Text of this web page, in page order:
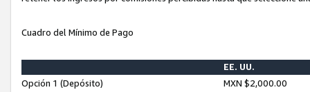
Cuadro del Mínimo de Pago
EE. UU.
Opción 1 (Depósito)
MXN $2,000.00